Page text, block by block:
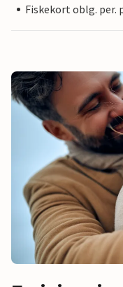
Fiskekort oblg. per.